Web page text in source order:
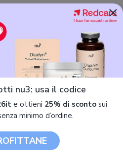
Struttura
iRobot Roomba i7+
×
nu3: usa il codice
e ottieni 25% di scontosui
minimo d’ordine.